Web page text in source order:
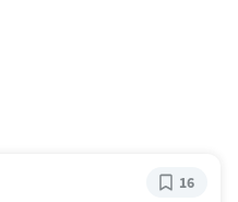
16